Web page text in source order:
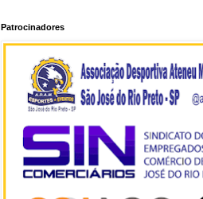
Patrocinadores